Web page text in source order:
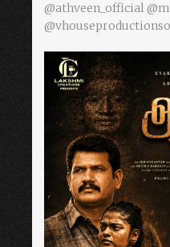
@athveen_official